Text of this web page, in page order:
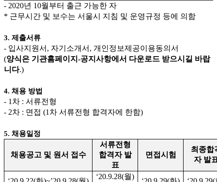
- 2020년 10월부터 출근 가능한 자
* 근무시간 및 보수는 서울시 지침 및 운영규정 등에 의함
3. 제출서류
- 입사지원서 , 자기소개서 , 개인정보제공이용동의서
(양식은 기관홈페이지 -공지사항에서 다운로드 받으시길 바랍
니다.)
4. 채용 방법
- 1 차 : 서류전형
- 2차 : 면접 (1 차 서류전형 합격자에 한함)
5. 채용일정
채용공고 및 원서 접수
서류전형
합격자 발
표
면접시험
최종합
자 발
‘20.9.28(월)